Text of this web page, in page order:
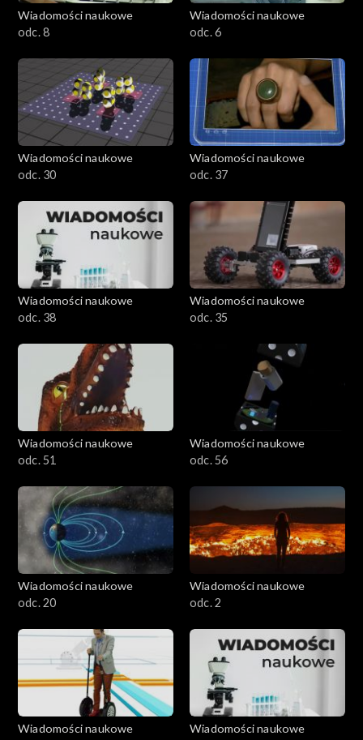
Wiadomości naukowe
odc. 8
Wiadomości naukowe
odc. 6
Wiadomości naukowe
odc. 30
Wiadomości naukowe
odc. 37
Wiadomości naukowe
odc. 38
Wiadomości naukowe
odc. 35
Wiadomości naukowe
odc. 51
Wiadomości naukowe
odc. 56
Wiadomości naukowe
odc. 20
Wiadomości naukowe
odc. 2
Wiadomości naukowe
Wiadomości naukowe